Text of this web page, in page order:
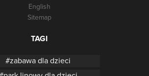
English
Sitemap
TAGI
zabawa dla dzieci